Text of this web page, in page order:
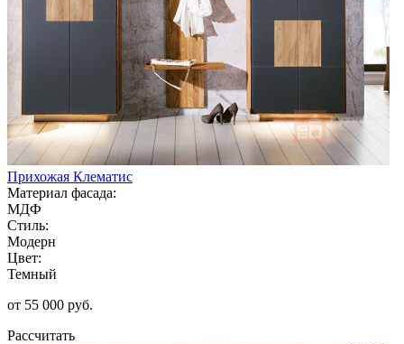
Прихожая Клематис
Материал фасада:
МДФ
Стиль:
Модерн
Цвет:
Темный
от 55 000 руб.
Рассчитать